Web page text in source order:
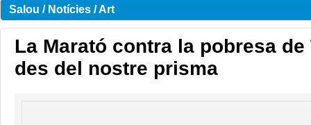
Salou / Notícies / Art
La Marató contra la pobresa de
des del nostre prisma